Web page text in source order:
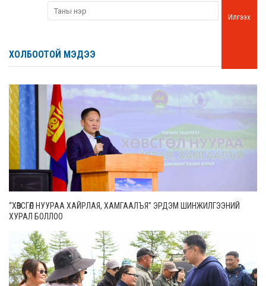
Илгээх
ХОЛБООТОЙ МЭДЭЭ
“ХӨВСГӨЛ НУУРАА ХАЙРЛАЯ, ХАМГААЛЪЯ” ЭРДЭМ ШИНЖИЛГЭЭНИЙ
ХУРАЛ БОЛЛОО